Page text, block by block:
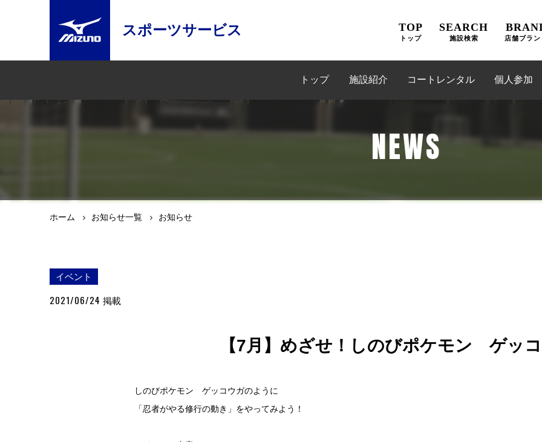
スポーツサービス TOP
トップ
SEARCH
施設検索 店舗ブラン
トップ 施設紹介 コートレンタル 個人参加
NEWS
ホーム お知らせ一覧 お知らせ
イベント
2021/06/24 掲載
【7月】めざせ！しのびポケモン ゲッ
しのびポケモン ゲッコウガのように
「忍者がやる修行の動き」をやってみよう！